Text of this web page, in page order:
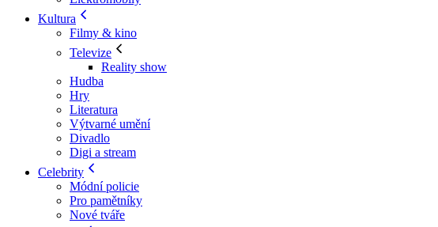
Kultura
Filmy & kino
Televize
Reality show
Hudba
Hry
Literatura
Výtvarné umění
Divadlo
Digi a stream
Celebrity
Módní policie
Pro pamětníky
Nové tváře